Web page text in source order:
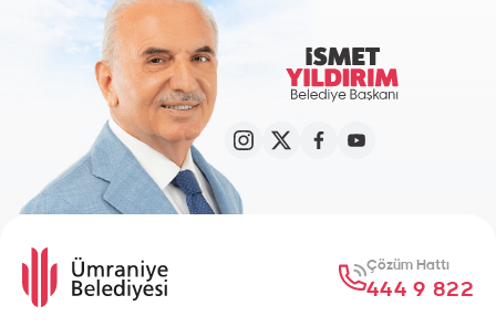
Çözüm Hattı
444 9 822